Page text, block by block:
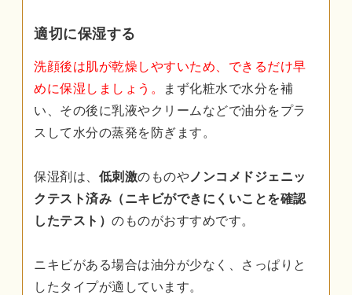
適切に保湿する
洗顔後は肌が乾燥しやすいため、できるだけ早
めに保湿しましょう。
まず化粧水で水分を補
い、その後に乳液やクリームなどで油分をプラ
スして水分の蒸発を防ぎます。
保湿剤は、 低刺激のものやノンコメドジェニッ
クテスト済み（ニキビができにくいことを確認
したテスト） のものがおすすめです。
ニキビがある場合は油分が少なく、さっぱりと
したタイプが適しています。